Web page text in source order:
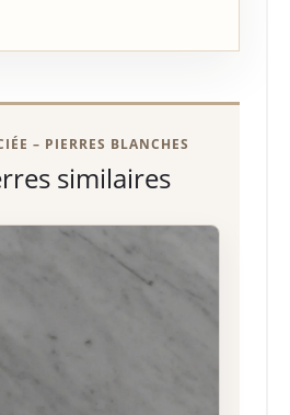
– PIERRES BLANCHES
similaires